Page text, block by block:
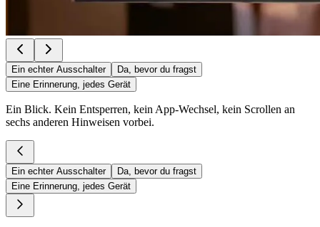
Ein echter Ausschalter
Da, bevor du fragst
Eine Erinnerung, jedes Gerät
Ein Blick. Kein Entsperren, kein App-Wechsel, kein Scrollen an
sechs anderen Hinweisen vorbei.
Ein echter Ausschalter
Da, bevor du fragst
Eine Erinnerung, jedes Gerät